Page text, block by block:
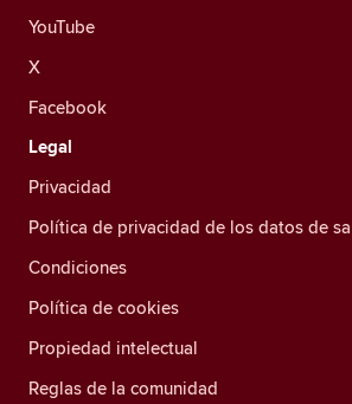
YouTube
X
Facebook
Legal
Privacidad
Política de privacidad de los datos de
Condiciones
Política de cookies
Propiedad intelectual
Reglas de la comunidad